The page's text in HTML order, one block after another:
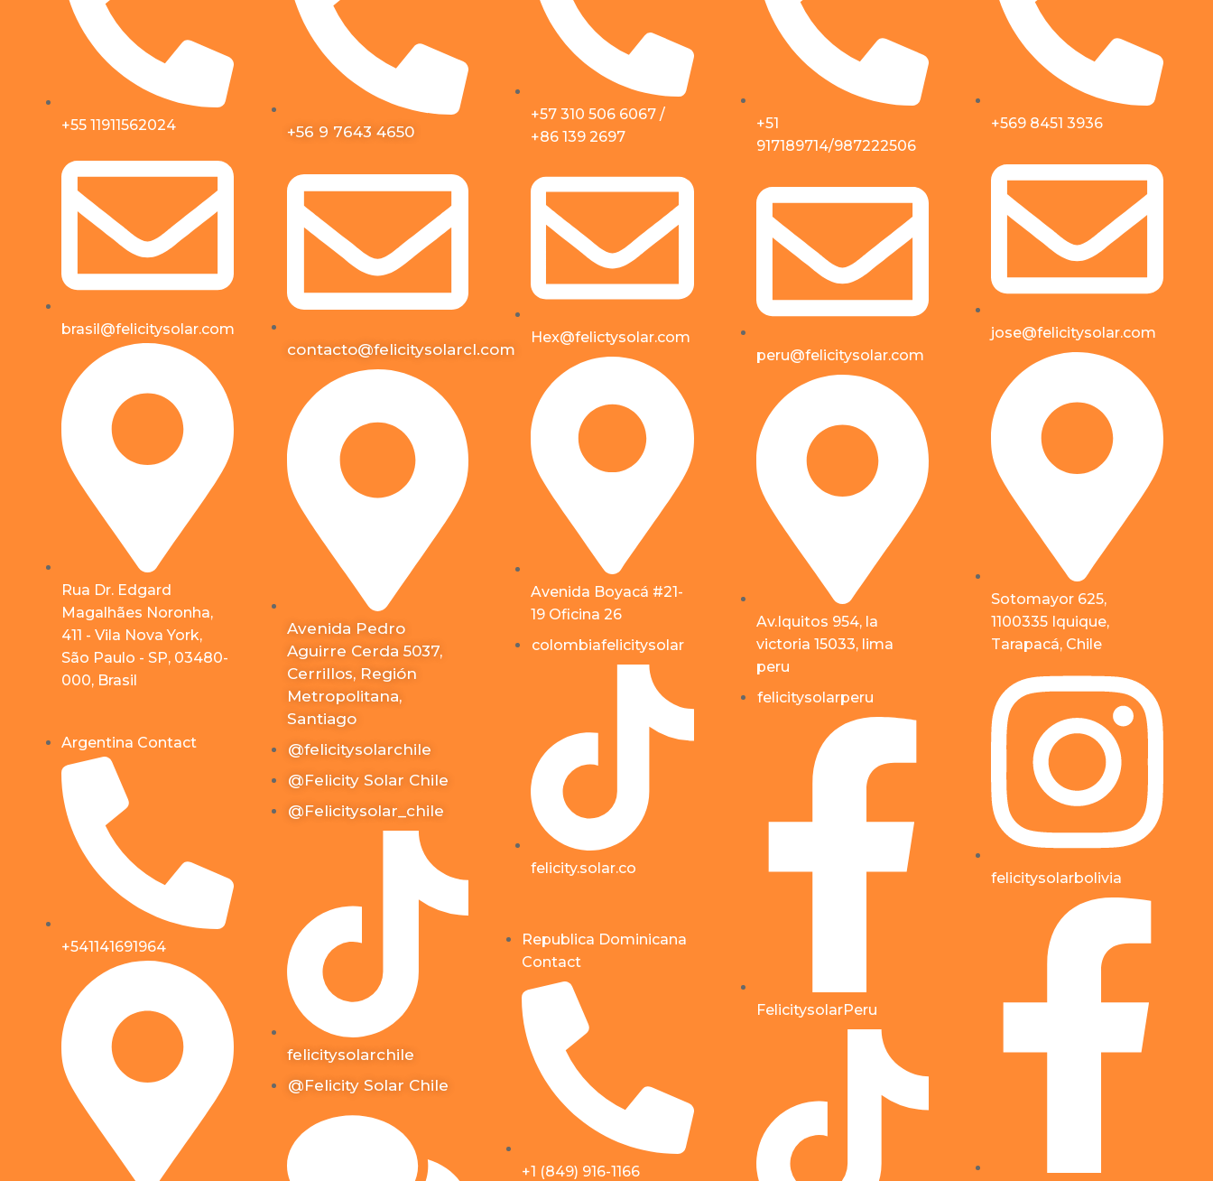
+55 11911562024
brasil@felicitysolar.com
Rua Dr. Edgard
Magalhães Noronha,
411 - Vila Nova York,
São Paulo - SP, 03480-
000, Brasil
Argentina Contact
+541141691964
+56 9 7643 4650
contacto@felicitysolarcl.com
Avenida Pedro
Aguirre Cerda 5037,
Cerrillos, Región
Metropolitana,
Santiago
@felicitysolarchile
@Felicity Solar Chile
@Felicitysolar_chile
felicitysolarchile
@Felicity Solar Chile
+57 310 506 6067 /
+86 139 2697
Hex@felictysolar.com
Avenida Boyacá #21-
19 Oficina 26
colombiafelicitysolar
felicity.solar.co
Republica Dominicana
Contact
+1 (849) 916-1166
+51
917189714/987222506
peru@felicitysolar.com
Av.Iquitos 954, la
victoria 15033, lima
peru
felicitysolarperu
FelicitysolarPeru
+569 8451 3936
jose@felicitysolar.com
Sotomayor 625,
1100335 Iquique,
Tarapacá, Chile
felicitysolarbolivia